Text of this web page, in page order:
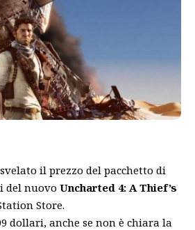
il prezzo del pacchetto di
del nuovo Uncharted 4: A Thief’s
Store.
dollari, anche se non è chiara la